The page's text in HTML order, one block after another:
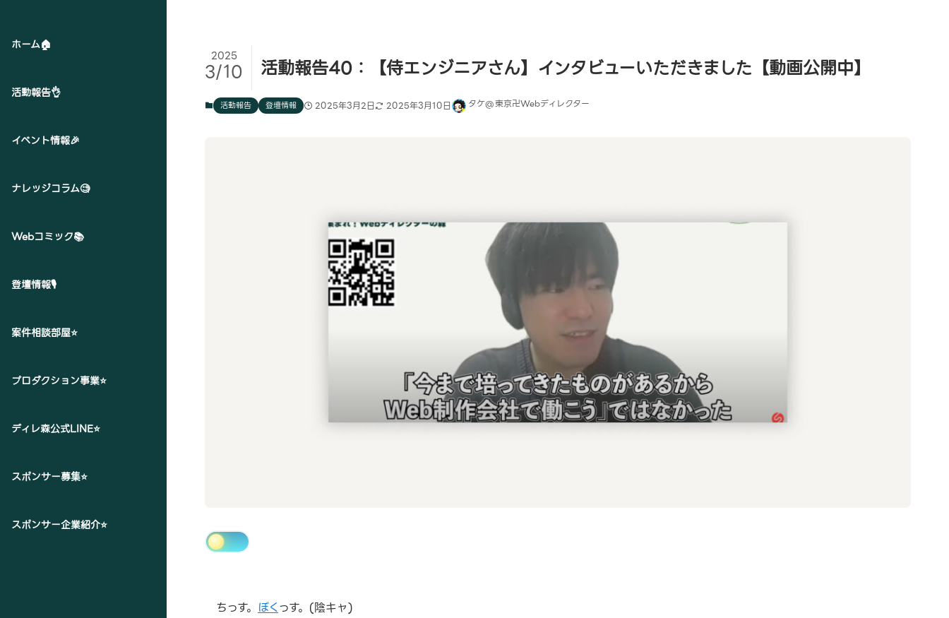
ホーム🏠
活動報告👌
イベント情報🎉
ナレッジコラム🧐
Webコミック📚
登壇情報🎙️
案件相談部屋⭐
プロダクション事業⭐
ディレ森公式LINE⭐
スポンサー募集⭐
スポンサー企業紹介⭐
活動報告40：【侍エンジニアさん】インタビューいただきました【動画公開中】
2025
3/10
活動報告 登壇情報 2025年3月2日 2025年3月10日 タケ@東京卍Webディレクター
ちっす。 ぼくっす。(陰キャ)